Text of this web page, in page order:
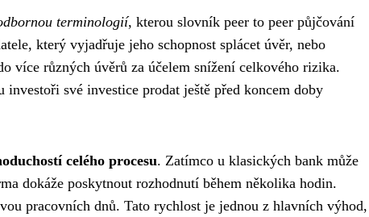
terminologií, kterou slovník peer to peer půjčování
který vyjadřuje jeho schopnost splácet úvěr, nebo
více různých úvěrů za účelem snížení celkového rizika.
své investice prodat ještě před koncem doby
celého procesu. Zatímco u klasických bank může
dokáže poskytnout rozhodnutí během několika hodin.
pracovních dnů. Tato rychlost je jednou z hlavních výhod,